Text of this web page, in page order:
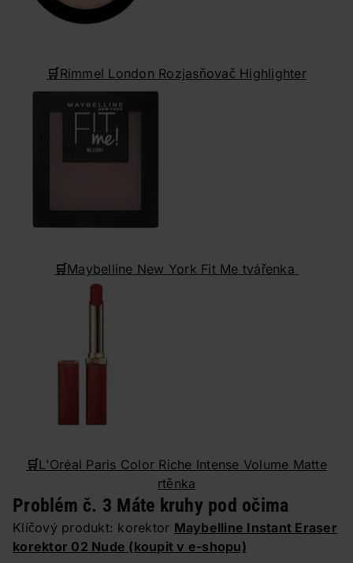
🛒Rimmel London Rozjasňovač Highlighter
🛒Maybelline New York Fit Me tvářenka
🛒L'Oréal Paris Color Riche Intense Volume Matte
rtěnka
Problém č. 3 Máte kruhy pod očima
Klíčový produkt: korektor Maybelline Instant Eraser
korektor 02 Nude (koupit v e-shopu)